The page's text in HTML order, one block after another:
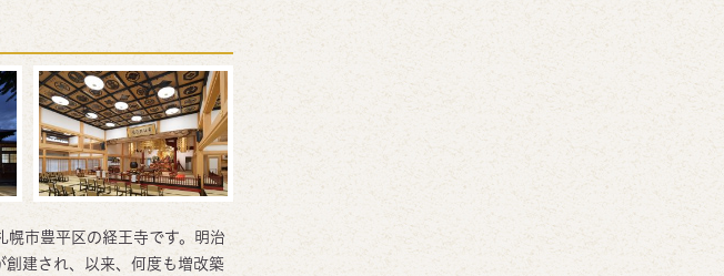
幌市豊平区の経王寺です。明治
建され、以来、何度も増改築